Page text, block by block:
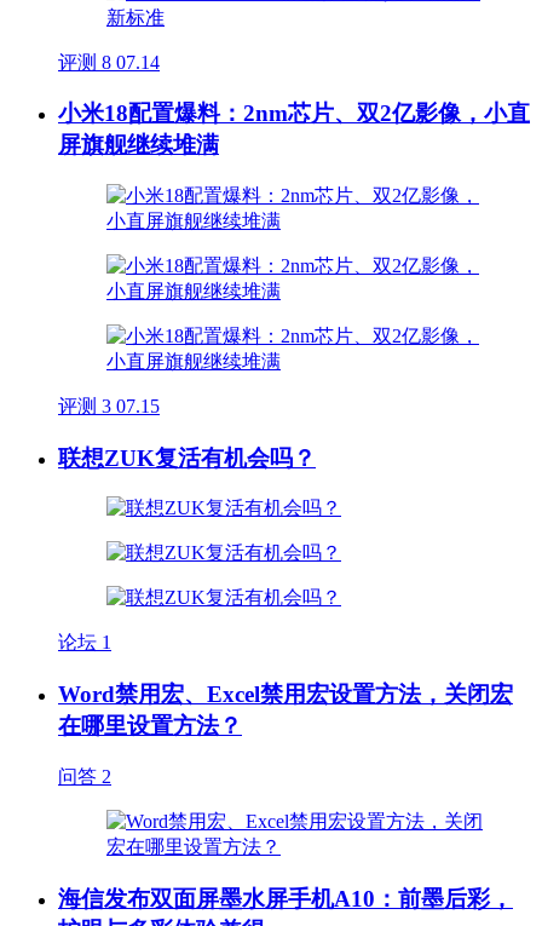
评测 8 07.14
小米18配置爆料：2nm芯片、双2亿影像，小直
屏旗舰继续堆满
评测 3 07.15
联想ZUK复活有机会吗？
论坛 1
Word禁用宏、Excel禁用宏设置方法，关闭宏
在哪里设置方法？
问答 2
海信发布双面屏墨水屏手机A10：前墨后彩，